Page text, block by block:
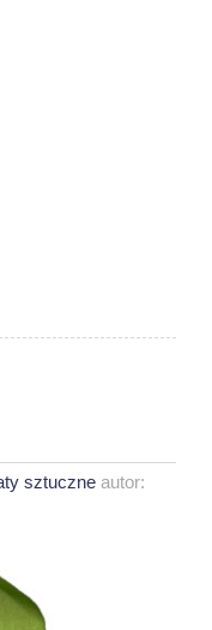
sztuczne autor: